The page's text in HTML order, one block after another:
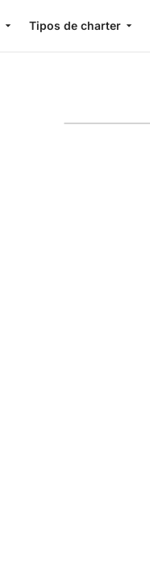
Tipos de charter